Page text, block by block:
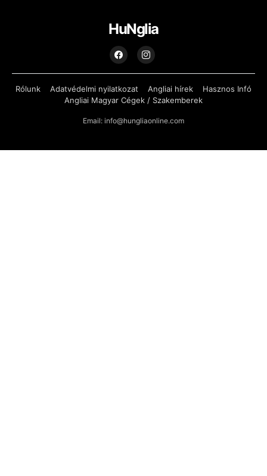
HuNglia
Rólunk Adatvédelmi nyilatkozat Angliai hírek
Hasznos Infó
Angliai Magyar Cégek / Szakemberek
Email: info@hungliaonline.com